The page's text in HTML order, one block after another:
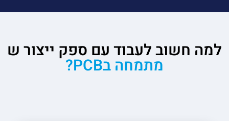
למה חשוב לעבוד עם ספק ייצור ש
מתמחה בPCB?